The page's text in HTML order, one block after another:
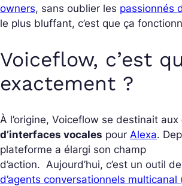
owners, sans oublier les passionnés
le plus bluffant, c’est que ça
Voiceflow, c’est
exactement ?
À l’origine, Voiceflow se destinait aux
d’interfaces vocales pour Alexa.
plateforme a élargi son champ
d’action. Aujourd’hui, c’est un outil de
d’agents conversationnels multicanal